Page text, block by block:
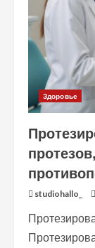
Здоровье
studiohallo_